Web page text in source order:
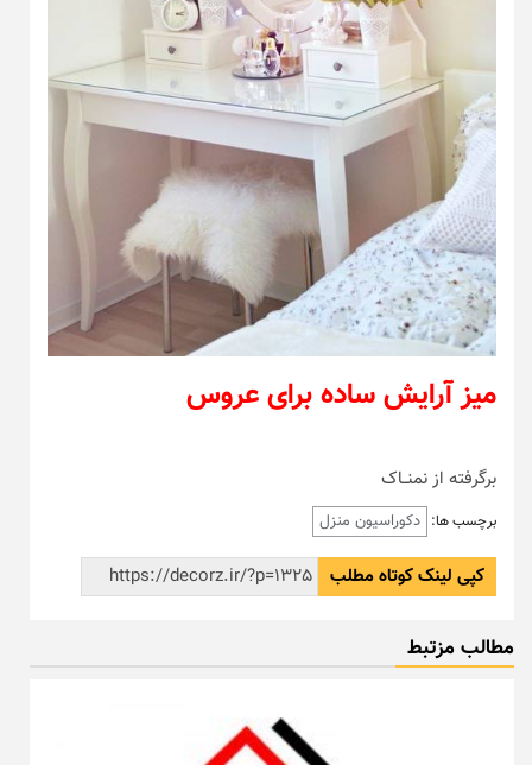
میز آرایش ساده برای عروس
برگرفته از نمنــاک
برچسب ها: دکوراسیون منزل
کپی لینک کوتاه مطلب
مطالب مزتبط